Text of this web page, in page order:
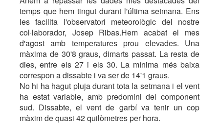
temps que hem tingut durant l'última setmana. Ens
les facilita l'observatori meteorològic del nostre
col·laborador, Josep Ribas.Hem acabat el mes
d'agost amb temperatures prou elevades. Una
màxima de 30'8 graus, dimarts passat. La resta de
dies, entre els 27 i els 30. La mínima més baixa
correspon a dissabte i va ser de 14'1 graus.
No hi ha hagut pluja durant tota la setmana i el vent
ha estat variable, amb predomini del component
sud. Dissabte, el vent de garbí va tenir un cop
màxim de quasi 42 quilòmetres per hora.